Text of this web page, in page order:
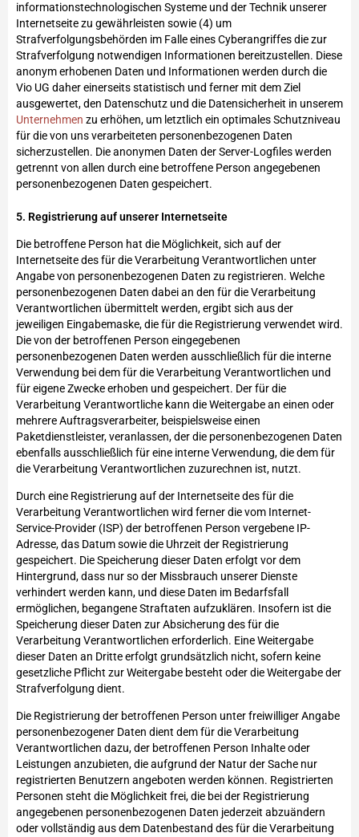
informationstechnologischen Systeme und der Technik unserer
Internetseite zu gewährleisten sowie (4) um
Strafverfolgungsbehörden im Falle eines Cyberangriffes die zur
Strafverfolgung notwendigen Informationen bereitzustellen. Diese
anonym erhobenen Daten und Informationen werden durch die
Vio UG daher einerseits statistisch und ferner mit dem Ziel
ausgewertet, den Datenschutz und die Datensicherheit in unserem
Unternehmen zu erhöhen, um letztlich ein optimales Schutzniveau
für die von uns verarbeiteten personenbezogenen Daten
sicherzustellen. Die anonymen Daten der Server-Logfiles werden
getrennt von allen durch eine betroffene Person angegebenen
personenbezogenen Daten gespeichert.
5. Registrierung auf unserer Internetseite
Die betroffene Person hat die Möglichkeit, sich auf der
Internetseite des für die Verarbeitung Verantwortlichen unter
Angabe von personenbezogenen Daten zu registrieren. Welche
personenbezogenen Daten dabei an den für die Verarbeitung
Verantwortlichen übermittelt werden, ergibt sich aus der
jeweiligen Eingabemaske, die für die Registrierung verwendet wird.
Die von der betroffenen Person eingegebenen
personenbezogenen Daten werden ausschließlich für die interne
Verwendung bei dem für die Verarbeitung Verantwortlichen und
für eigene Zwecke erhoben und gespeichert. Der für die
Verarbeitung Verantwortliche kann die Weitergabe an einen oder
mehrere Auftragsverarbeiter, beispielsweise einen
Paketdienstleister, veranlassen, der die personenbezogenen Daten
ebenfalls ausschließlich für eine interne Verwendung, die dem für
die Verarbeitung Verantwortlichen zuzurechnen ist, nutzt.
Durch eine Registrierung auf der Internetseite des für die
Verarbeitung Verantwortlichen wird ferner die vom Internet-
Service-Provider (ISP) der betroffenen Person vergebene IP-
Adresse, das Datum sowie die Uhrzeit der Registrierung
gespeichert. Die Speicherung dieser Daten erfolgt vor dem
Hintergrund, dass nur so der Missbrauch unserer Dienste
verhindert werden kann, und diese Daten im Bedarfsfall
ermöglichen, begangene Straftaten aufzuklären. Insofern ist die
Speicherung dieser Daten zur Absicherung des für die
Verarbeitung Verantwortlichen erforderlich. Eine Weitergabe
dieser Daten an Dritte erfolgt grundsätzlich nicht, sofern keine
gesetzliche Pflicht zur Weitergabe besteht oder die Weitergabe der
Strafverfolgung dient.
Die Registrierung der betroffenen Person unter freiwilliger Angabe
personenbezogener Daten dient dem für die Verarbeitung
Verantwortlichen dazu, der betroffenen Person Inhalte oder
Leistungen anzubieten, die aufgrund der Natur der Sache nur
registrierten Benutzern angeboten werden können. Registrierten
Personen steht die Möglichkeit frei, die bei der Registrierung
angegebenen personenbezogenen Daten jederzeit abzuändern
oder vollständig aus dem Datenbestand des für die Verarbeitung